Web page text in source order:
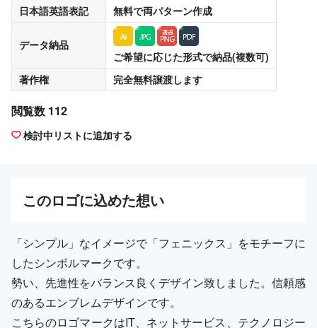
日本語英語表記
無料で両パターン作成
データ納品
ご希望に応じた形式で納品(複数可)
著作権
完全無料譲渡します
閲覧数 112
検討中リストに追加する
このロゴに込めた想い
「シンプル」なイメージで「フェニックス」をモチーフに
したシンボルマークです。
勢い、先進性をバランス良くデザイン致しました。信頼感
のあるエンブレムデザインです。
こちらのロゴマークはIT、ネットサービス、テクノロジー